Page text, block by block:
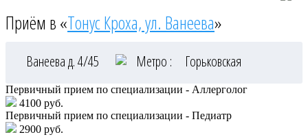
Приём в «Тонус Кроха, ул. Ванеева»
Ванеева д. 4/45 Метро : Горьковская
Первичный прием по специализации - Аллерголог
4100 руб.
Первичный прием по специализации - Педиатр
2900 руб.